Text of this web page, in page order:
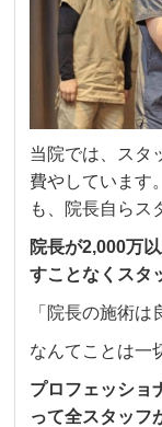
当院では、スタ
費やしています
も、院長自らス
院長が2,000万
すことなくスタ
「院長の施術
なんてことは一
プロフェッショ
って全スタッフ